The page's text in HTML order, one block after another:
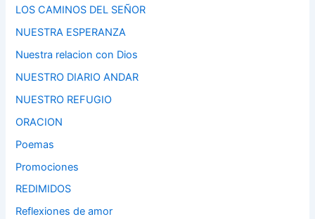
LOS CAMINOS DEL SEÑOR
NUESTRA ESPERANZA
Nuestra relacion con Dios
NUESTRO DIARIO ANDAR
NUESTRO REFUGIO
ORACION
Poemas
Promociones
REDIMIDOS
Reflexiones de amor